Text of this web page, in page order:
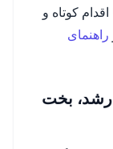
کوتاه و
راهنمای
بخت